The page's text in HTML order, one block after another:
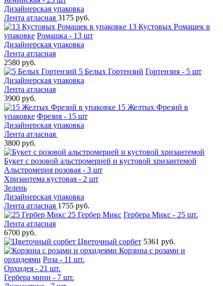
Дизайнерская упаковка
Лента атласная 3175 руб.
13 Кустовых Ромашек в
упаковке Ромашка - 13 шт
Дизайнерская упаковка
Лента атласная
2580 руб.
5 Белых Гортензий Гортензия - 5 шт
Дизайнерская упаковка
Лента атласная
3900 руб.
15 Желтых Фрезий в
упаковке Фрезия - 15 шт
Дизайнерская упаковка
Лента атласная
3800 руб.
Букет с розовой альстромерией и кустовой хризантемой
Альстромерия розовая - 3 шт
Хризантема кустовая - 2 шт
Зелень
Дизайнерская упаковка
Лента атласная 1755 руб.
25 Гербер Микс Гербера Микс - 25 шт.
Лента атласная
6700 руб.
Цветочный сорбет 5361 руб.
Корзина с розами и
орхидеями Роза - 11 шт.
Орхидея - 21 шт.
Гербера мини - 7 шт.